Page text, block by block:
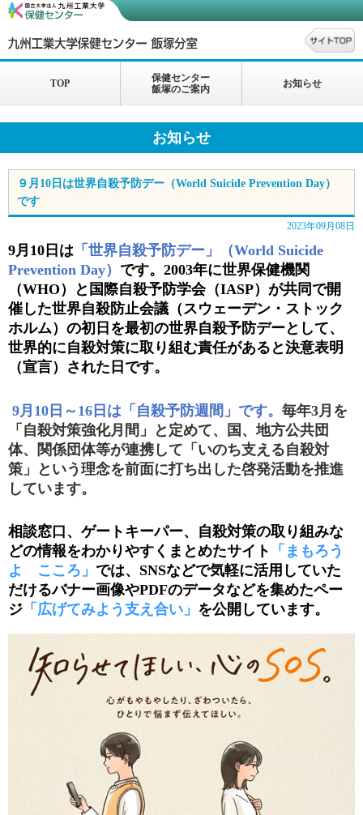
TOP
保健センター
飯塚のご案内
お知らせ
お知らせ
９月10日は世界自殺予防デー（World Suicide Prevention Day）
です
2023年09月08日
9月 10 日は 「世界自殺予防デー」
（World Suicide
Prevention Day） です。 2003年に世界保健機関
（WHO）と国際自殺予防学会（IASP）が共同で開
催した世界自殺防止会議（スウェーデン・ストック
ホルム）の初日を最初の世界自殺予防デーとして、
世界的に自殺対策に取り組む責任があると決意表明
（宣言）された日です。
9月 10 日～ 16 日は「自殺予防週間」です。 毎年3月を
「自殺対策強化月間」と定めて、国、地方公共団
体、関係団体等が連携して「いのち支える自殺対
策」という理念を前面に打ち出した啓発活動を推進
しています。
相談窓口、ゲートキーパー、自殺対策の取り組みな
どの情報をわかりやすくまとめたサイト
「まもろう
よ こころ」 では、 SNSなどで気軽に活用していた
だけるバナー画像やPDFのデータなどを集めたペー
ジ 「広げてみよう支え合い」 を公開しています。